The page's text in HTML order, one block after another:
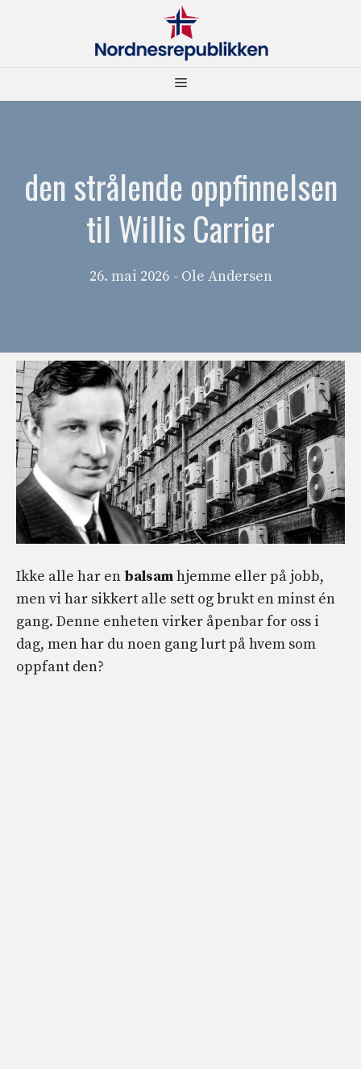
Meny
den strålende oppfinnelsen
til Willis Carrier
26. mai 2026 - Ole Andersen
Ikke alle har en balsamhjemme eller på jobb,
men vi har sikkert alle sett og brukt en minst én
gang. Denne enheten virker åpenbar for oss i
dag, men har du noen gang lurt på hvem som
oppfant den?